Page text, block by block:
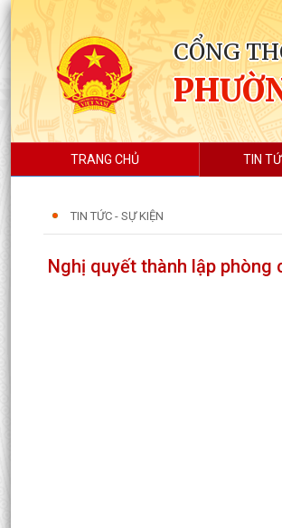
CỔNG
TRANG CHỦ TIN
TIN TỨC - SỰ KIỆN
Nghị quyết thành lập phòng